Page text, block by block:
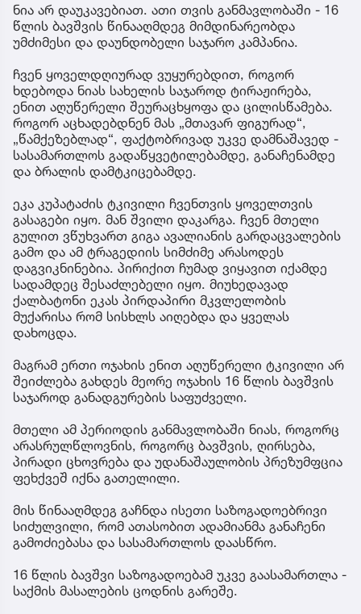
ნია არ დაუკავებიათ. ათი თვის განმავლობაში - 16
წლის ბავშვის წინააღმდეგ მიმდინარეობდა
უმძიმესი და დაუნდობელი საჯარო კამპანია.
ჩვენ ყოველდღიურად ვუყურებდით, როგორ
ხდებოდა ნიას სახელის საჯაროდ ტირაჟირება,
ენით აღუწერელი შეურაცხყოფა და ცილისწამება.
როგორ აცხადებდნენ მას „მთავარ ფიგურად“,
„წამქეზებლად“, ფაქტობრივად უკვე დამნაშავედ -
სასამართლოს გადაწყვეტილებამდე, განაჩენამდე
და ბრალის დამტკიცებამდე.
ეკა კუპატაძის ტკივილი ჩვენთვის ყოველთვის
გასაგები იყო. მან შვილი დაკარგა. ჩვენ მთელი
გულით ვწუხვართ გიგა ავალიანის გარდაცვალების
გამო და ამ ტრაგედიის სიმძიმე არასოდეს
დაგვიკნინებია. პირიქით ჩუმად ვიყავით იქამდე
სადამდეც შესაძლებელი იყო. მიუხედავად
ქალბატონი ეკას პირდაპირი მკვლელობის
მუქარისა რომ სისხლს აიღებდა და ყველას
დახოცდა.
მაგრამ ერთი ოჯახის ენით აღუწერელი ტკივილი არ
შეიძლება გახდეს მეორე ოჯახის 16 წლის ბავშვის
საჯაროდ განადგურების საფუძველი.
მთელი ამ პერიოდის განმავლობაში ნიას, როგორც
არასრულწლოვნის, როგორც ბავშვის, ღირსება,
პირადი ცხოვრება და უდანაშაულობის პრეზუმფცია
ფეხქვეშ იქნა გათელილი.
მის წინააღმდეგ გაჩნდა ისეთი საზოგადოებრივი
სიძულვილი, რომ ათასობით ადამიანმა განაჩენი
გამოძიებასა და სასამართლოს დაასწრო.
16 წლის ბავშვი საზოგადოებამ უკვე გაასამართლა -
საქმის მასალების ცოდნის გარეშე.